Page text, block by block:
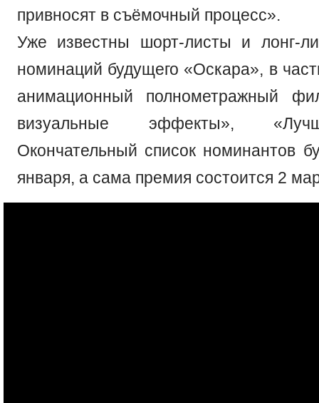
привносят в съёмочный процесс».
Уже известны шорт-листы и лонг-
номинаций будущего «Оскара», в
анимационный полнометражный
визуальные эффекты»,
Окончательный список номинантов
января, а сама премия состоится 2